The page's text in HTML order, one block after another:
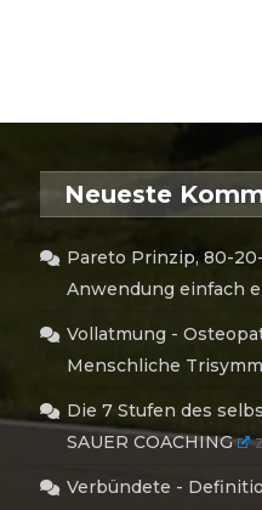
Neueste
Pareto Prinzip, 80-
Anwendung einfach
Vollatmung -
Menschliche
Die 7 Stufen des
SAUER COACHING
Verbündete -